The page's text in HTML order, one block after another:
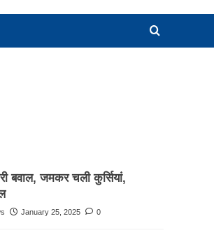
बवाल, जमकर चली कुर्सियां,
January 25, 2025 0